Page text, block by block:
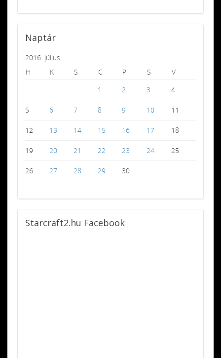
Naptár
2016. július
H
K S C P S
V
1
2 3 4
5 6 7 8 9 10 11
12 13 14 15 16 17 18
19 20 21 22 23 24 25
26 27 28 29 30
Starcraft2.hu Facebook